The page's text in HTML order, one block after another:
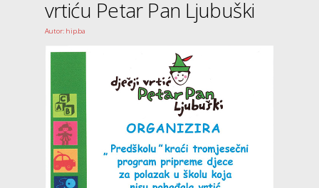
vrtiću Petar Pan Ljubuški
Autor: hip.ba